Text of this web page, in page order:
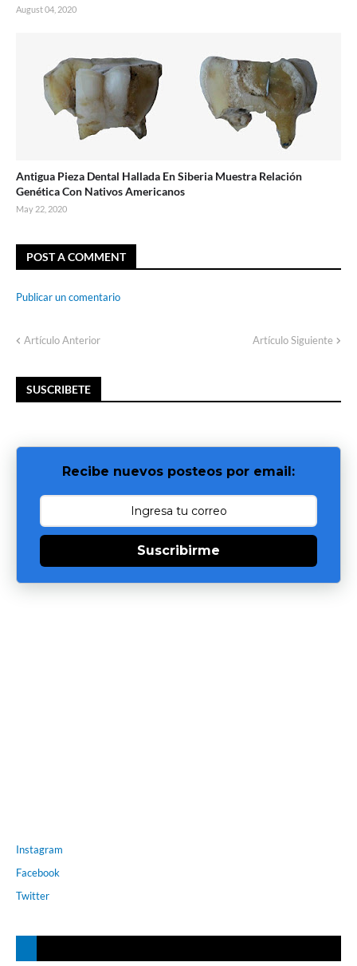
August 04, 2020
Antigua Pieza Dental Hallada En Siberia Muestra Relación
Genética Con Nativos Americanos
May 22, 2020
POST A COMMENT
Publicar un comentario
Artículo Anterior Artículo Siguiente
SUSCRIBETE
Recibe nuevos posteos por email:
Suscribirme
Instagram
Facebook
Twitter